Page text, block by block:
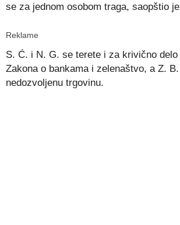
se za jednom osobom traga, saopštio
Reklame
S. Ć. i N. G. se terete i za krivično delo
Zakona o bankama i zelenaštvo, a Z.
nedozvoljenu trgovinu.